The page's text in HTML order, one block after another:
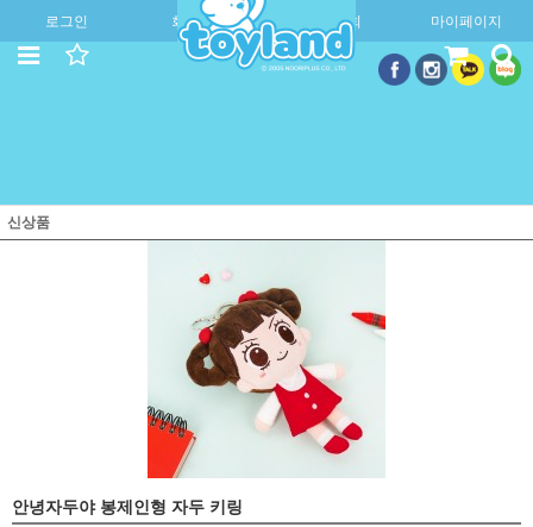
로그인 회원가입 주문조회 마이페이지
신상품
안녕자두야 봉제인형 자두 키링